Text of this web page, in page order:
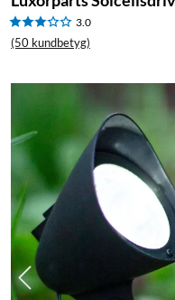
3.0
(50 kundbetyg)